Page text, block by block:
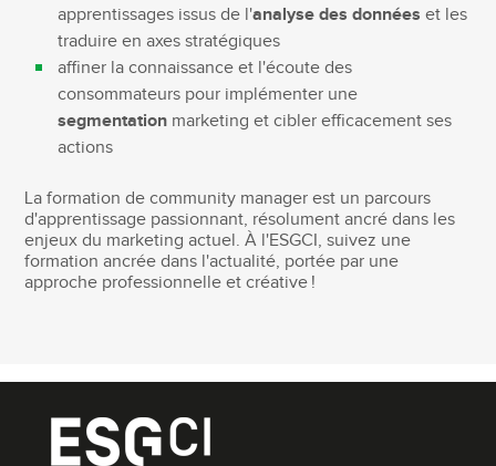
apprentissages issus de l'analyse des données et les
traduire en axes stratégiques
affiner la connaissance et l'écoute des
consommateurs pour implémenter une
segmentation marketing et cibler efficacement ses
actions
La formation de community manager est un parcours
d'apprentissage passionnant, résolument ancré dans les
enjeux du marketing actuel. À l'ESGCI, suivez une
formation ancrée dans l'actualité, portée par une
approche professionnelle et créative !